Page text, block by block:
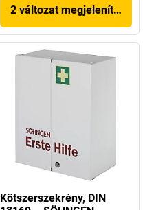
2 változat megjelenítése
Kötszerszekrény, DIN